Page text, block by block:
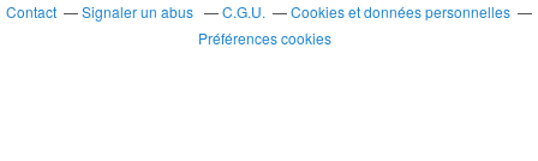
Contact
Signaler un abus C.G.U.
Cookies et données personnelles
Préférences cookies